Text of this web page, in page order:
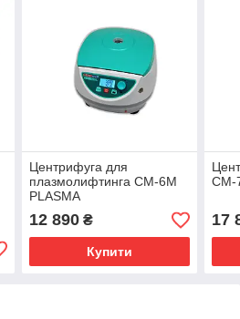
Центрифуга для
плазмолифтинга CM-6М
PLASMA
12 890₴
Купити
СМ-
17